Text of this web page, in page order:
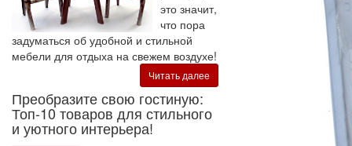
это значит,
что пора
задуматься об удобной и стильной
мебели для отдыха на свежем воздухе!
Читать далее
Преобразите свою гостиную:
Топ-10 товаров для стильного
и уютного интерьера!